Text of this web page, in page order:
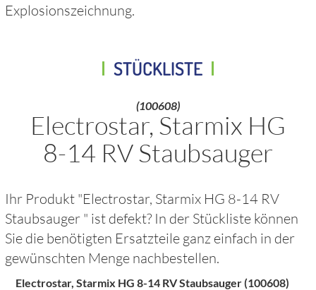
Explosionszeichnung.
STÜCKLISTE
(100608)
Electrostar, Starmix HG
8-14 RV Staubsauger
Ihr Produkt "Electrostar, Starmix HG 8-14 RV
Staubsauger " ist defekt? In der Stückliste können
Sie die benötigten Ersatzteile ganz einfach in der
gewünschten Menge nachbestellen.
Electrostar, Starmix HG 8-14 RV Staubsauger (100608)